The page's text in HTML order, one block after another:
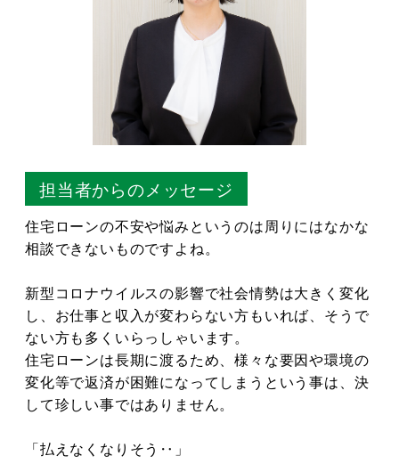
担当者からのメッセージ
住宅ローンの不安や悩みというのは周りにはなかな
相談できないものですよね。
新型コロナウイルスの影響で社会情勢は大きく変化
し、お仕事と収入が変わらない方もいれば、そうで
ない方も多くいらっしゃいます。
住宅ローンは長期に渡るため、様々な要因や環境の
変化等で返済が困難になってしまうという事は、決
して珍しい事ではありません。
「払えなくなりそう‥」